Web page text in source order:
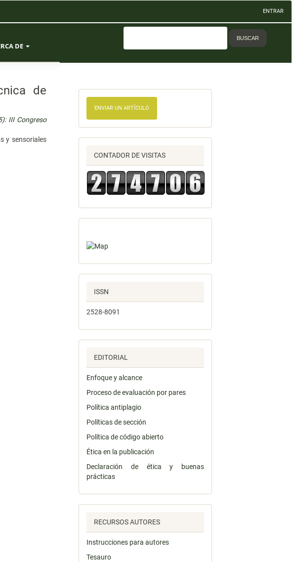
ENTRAR
DE
EDITORIAL
BUSCAR
de
III Congreso
y sensoriales
ENVIAR UN ARTÍCULO
CONTADOR DE VISITAS
ISSN
2528-8091
EDITORIAL
Enfoque y alcance
Proceso de evaluación por pares
Política antiplagio
Políticas de sección
Política de código abierto
Ética en la publicación
Declaración de ética y buenas
prácticas
RECURSOS AUTORES
Instrucciones para autores
Tesauro